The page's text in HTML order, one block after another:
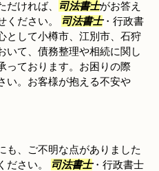
ければ、 司法書士がお答え
ください。
司法書士・行政書
として小樽市、江別市、石狩
いて、債務整理や相続に関し
っております。お困りの際
い。お客様が抱える不安や
も、ご不明な点がありました
ださい。 司法書士・行政書士